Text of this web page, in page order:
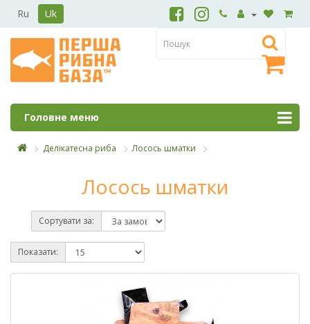
Ru Uk
Головне меню
Делікатесна риба Лосось шматки
Лосось шматки
Сортувати за:
Показати: